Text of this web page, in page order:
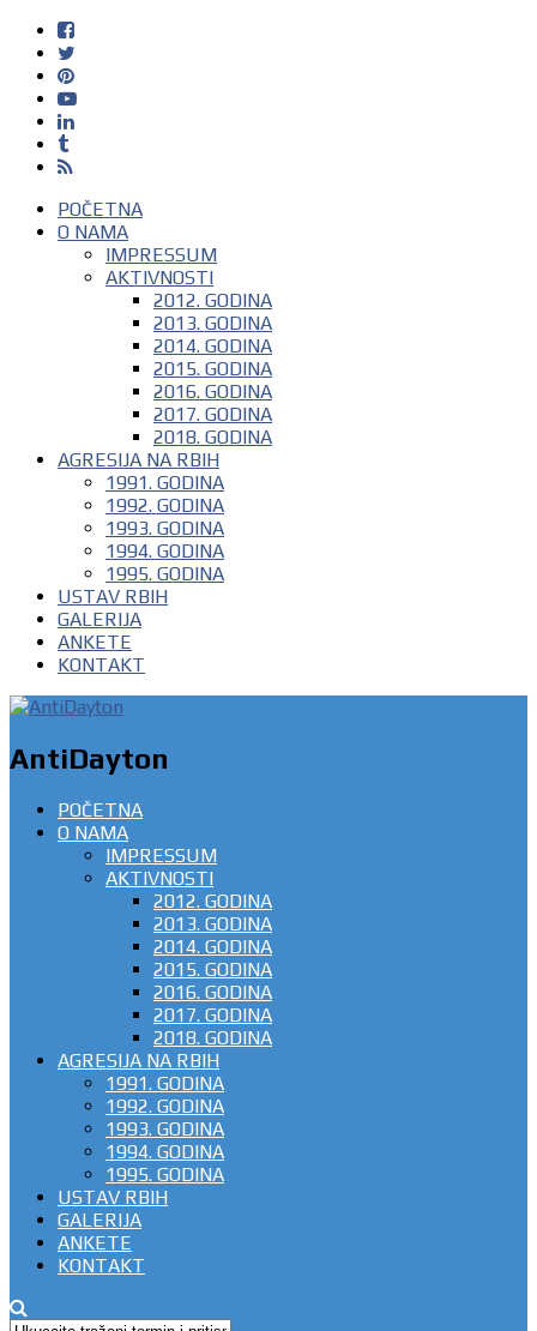
POČETNA
O NAMA
IMPRESSUM
AKTIVNOSTI
2012. GODINA
2013. GODINA
2014. GODINA
2015. GODINA
2016. GODINA
2017. GODINA
2018. GODINA
AGRESIJA NA RBIH
1991. GODINA
1992. GODINA
1993. GODINA
1994. GODINA
1995. GODINA
USTAV RBIH
GALERIJA
ANKETE
KONTAKT
AntiDayton
POČETNA
O NAMA
IMPRESSUM
AKTIVNOSTI
2012. GODINA
2013. GODINA
2014. GODINA
2015. GODINA
2016. GODINA
2017. GODINA
2018. GODINA
AGRESIJA NA RBIH
1991. GODINA
1992. GODINA
1993. GODINA
1994. GODINA
1995. GODINA
USTAV RBIH
GALERIJA
ANKETE
KONTAKT